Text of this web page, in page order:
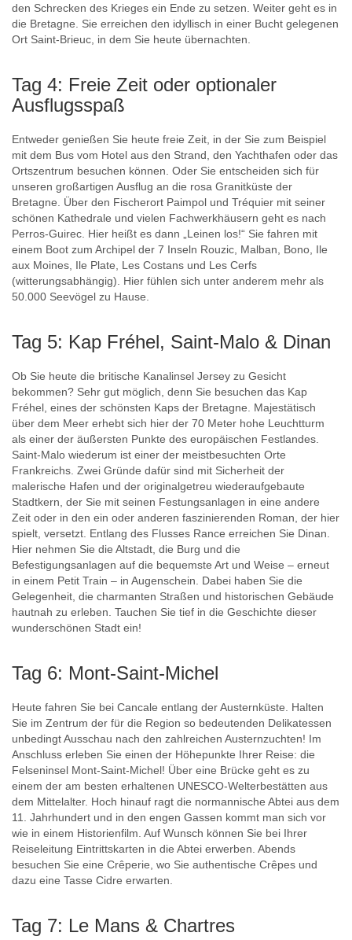
den Schrecken des Krieges ein Ende zu setzen. Weiter geht es in
die Bretagne. Sie erreichen den idyllisch in einer Bucht gelegenen
Ort Saint-Brieuc, in dem Sie heute übernachten.
Tag 4: Freie Zeit oder optionaler
Ausflugsspaß
Entweder genießen Sie heute freie Zeit, in der Sie zum Beispiel
mit dem Bus vom Hotel aus den Strand, den Yachthafen oder das
Ortszentrum besuchen können. Oder Sie entscheiden sich für
unseren großartigen Ausflug an die rosa Granitküste der
Bretagne. Über den Fischerort Paimpol und Tréquier mit seiner
schönen Kathedrale und vielen Fachwerkhäusern geht es nach
Perros-Guirec. Hier heißt es dann „Leinen los!“ Sie fahren mit
einem Boot zum Archipel der 7 Inseln Rouzic, Malban, Bono, Ile
aux Moines, Ile Plate, Les Costans und Les Cerfs
(witterungsabhängig). Hier fühlen sich unter anderem mehr als
50.000 Seevögel zu Hause.
Tag 5: Kap Fréhel, Saint-Malo & Dinan
Ob Sie heute die britische Kanalinsel Jersey zu Gesicht
bekommen? Sehr gut möglich, denn Sie besuchen das Kap
Fréhel, eines der schönsten Kaps der Bretagne. Majestätisch
über dem Meer erhebt sich hier der 70 Meter hohe Leuchtturm
als einer der äußersten Punkte des europäischen Festlandes.
Saint-Malo wiederum ist einer der meistbesuchten Orte
Frankreichs. Zwei Gründe dafür sind mit Sicherheit der
malerische Hafen und der originalgetreu wiederaufgebaute
Stadtkern, der Sie mit seinen Festungsanlagen in eine andere
Zeit oder in den ein oder anderen faszinierenden Roman, der hier
spielt, versetzt. Entlang des Flusses Rance erreichen Sie Dinan.
Hier nehmen Sie die Altstadt, die Burg und die
Befestigungsanlagen auf die bequemste Art und Weise – erneut
in einem Petit Train – in Augenschein. Dabei haben Sie die
Gelegenheit, die charmanten Straßen und historischen Gebäude
hautnah zu erleben. Tauchen Sie tief in die Geschichte dieser
wunderschönen Stadt ein!
Tag 6: Mont-Saint-Michel
Heute fahren Sie bei Cancale entlang der Austernküste. Halten
Sie im Zentrum der für die Region so bedeutenden Delikatessen
unbedingt Ausschau nach den zahlreichen Austernzuchten! Im
Anschluss erleben Sie einen der Höhepunkte Ihrer Reise: die
Felseninsel Mont-Saint-Michel! Über eine Brücke geht es zu
einem der am besten erhaltenen UNESCO-Welterbestätten aus
dem Mittelalter. Hoch hinauf ragt die normannische Abtei aus dem
11. Jahrhundert und in den engen Gassen kommt man sich vor
wie in einem Historienfilm. Auf Wunsch können Sie bei Ihrer
Reiseleitung Eintrittskarten in die Abtei erwerben. Abends
besuchen Sie eine Crêperie, wo Sie authentische Crêpes und
dazu eine Tasse Cidre erwarten.
Tag 7: Le Mans & Chartres